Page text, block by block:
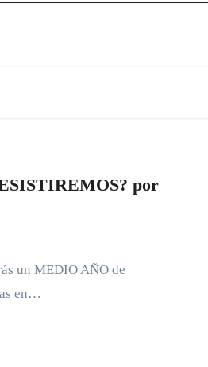
por
un MEDIO AÑO de
en…